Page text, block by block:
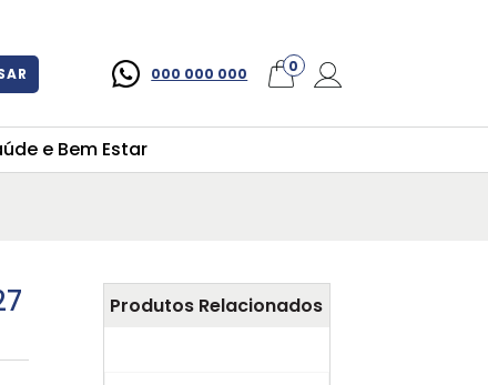
000 000 000 0
e Bem Estar
Produtos Relacionados